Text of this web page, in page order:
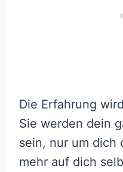
Die Erfahrung
Sie werden dein
sein, nur um dich
mehr auf dich